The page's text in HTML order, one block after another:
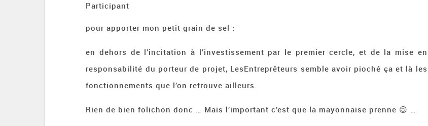
Participant
pour apporter mon petit grain de sel :
en dehors de l’incitation à l’investissement par le premier cercle, et de la mise en
responsabilité du porteur de projet, LesEntreprêteurs semble avoir pioché ça et là les
fonctionnements que l’on retrouve ailleurs.
Rien de bien folichon donc … Mais l’important c’est que la mayonnaise prenne 😉 …